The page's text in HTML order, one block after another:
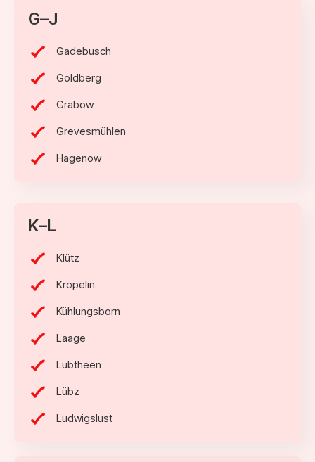
G–J
Gadebusch
Goldberg
Grabow
Grevesmühlen
Hagenow
K–L
Klütz
Kröpelin
Kühlungsborn
Laage
Lübtheen
Lübz
Ludwigslust